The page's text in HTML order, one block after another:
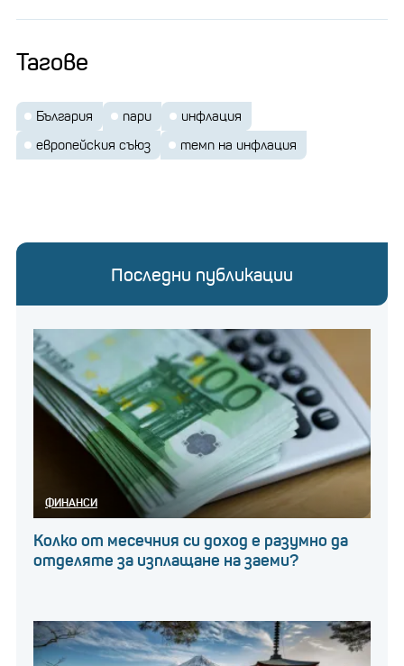
Тагове
България пари
инфлация
европейския съюз
темп на инфлация
Последни публикации
ФИНАНСИ
Колко от месечния си доход е разумно да
отделяте за изплащане на заеми?